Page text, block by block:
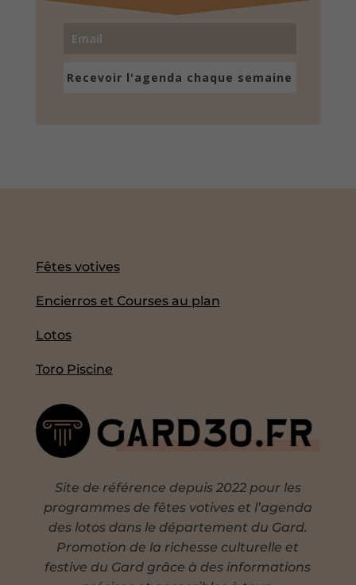
Recevoir l'agenda chaque semaine
Fêtes votives
Encierros et Courses au plan
Lotos
Toro Piscine
Site de référence depuis 2022 pour les
programmes de fêtes votives et l’agenda
des lotos dans le département du Gard.
Promotion de la richesse culturelle et
festive du Gard grâce à des informations